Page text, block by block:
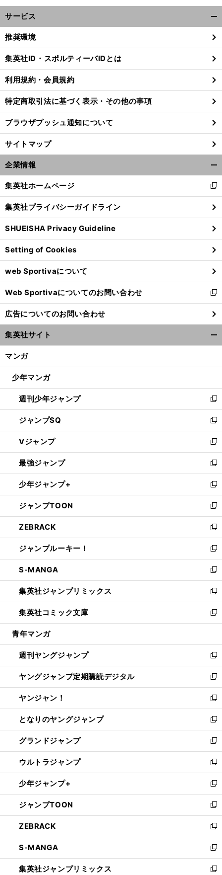
前
サービス
閉
る
推奨環境
集英社ID・スポルティーバIDとは
利用規約・会員規約
特定商取引法に基づく表示・その他の事項
ブラウザプッシュ通知について
サイトマップ
企業情報
閉
る
集英社ホームページ
新
し
い
ウ
ィ
ン
ド
ウ
で
開
く
集英社プライバシーガイドライン
SHUEISHA Privacy Guideline
Setting of Cookies
web Sportivaについて
Web Sportivaについてのお問い合わせ
新
し
い
ウ
ィ
ン
ウ
開
く
広告についてのお問い合わせ
集英社サイト
マンガ
少年マンガ
週刊少年ジャンプ
新
し
い
ウ
ィ
ン
ド
ウ
で
開
く
ジャンプSQ
新
し
い
ウ
ィ
ン
ド
ウ
で
開
く
Vジャンプ
新
し
い
ウ
ィ
ン
ド
ウ
で
開
く
最強ジャンプ
新
し
い
ウ
ィ
ン
ド
ウ
で
開
く
少年ジャンプ+
新
し
い
ウ
ィ
ン
ド
ウ
で
開
く
ジャンプTOON
新
し
い
ウ
ィ
ン
ド
ウ
で
開
く
ZEBRACK
新
し
い
ウ
ィ
ン
ド
ウ
で
開
ジャンプルーキー！
新
し
い
ウ
ィ
ン
ド
ウ
開
く
S-MANGA
新
し
い
ウ
ィ
ン
ウ
で
開
く
集英社ジャンプリミックス
新
し
い
ウ
ン
ド
ウ
で
開
く
集英社コミック文庫
新
し
ウ
ィ
ン
ド
ウ
で
開
く
青年マンガ
週刊ヤングジャンプ
新
し
い
ウ
ィ
ン
ド
ウ
で
開
く
ヤングジャンプ定期購読デジタル
新
し
い
ウ
ィ
ン
ド
ウ
で
開
く
ヤンジャン！
新
し
い
ウ
ィ
ン
ド
ウ
で
開
く
となりのヤングジャンプ
新
し
い
ウ
ィ
ン
ド
ウ
で
開
く
グランドジャンプ
新
し
い
ウ
ィ
ン
ド
ウ
で
開
く
ウルトラジャンプ
新
し
い
ウ
ィ
ン
ド
ウ
で
開
く
少年ジャンプ+
新
し
い
ウ
ィ
ン
ド
ウ
で
ジャンプTOON
新
し
い
ウ
ィ
ン
ド
ZEBRACK
新
し
い
ウ
ィ
S-MANGA
新
し
い
集英社ジャンプリミックス 新